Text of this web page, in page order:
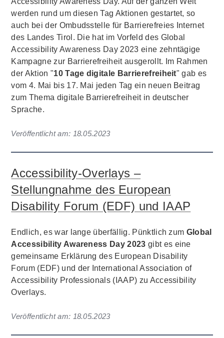
werden rund um diesen Tag Aktionen gestartet, so
auch bei der Ombudsstelle für Barrierefreies Internet
des Landes Tirol. Die hat im Vorfeld des Global
Accessibility Awareness Day 2023 eine zehntägige
Kampagne zur Barrierefreiheit ausgerollt. Im Rahmen
der Aktion "10 Tage digitale Barrierefreiheit" gab es
vom 4. Mai bis 17. Mai jeden Tag ein neuen Beitrag
zum Thema digitale Barrierefreiheit in deutscher
Sprache.
Veröffentlicht am: 18.05.2023
Accessibility-Overlays –
Stellungnahme des European
Disability Forum (EDF) und IAAP
Endlich, es war lange überfällig. Pünktlich zum Global
Accessibility Awareness Day 2023 gibt es eine
gemeinsame Erklärung des European Disability
Forum (EDF) und der International Association of
Accessibility Professionals (IAAP) zu Accessibility
Overlays.
Veröffentlicht am: 18.05.2023